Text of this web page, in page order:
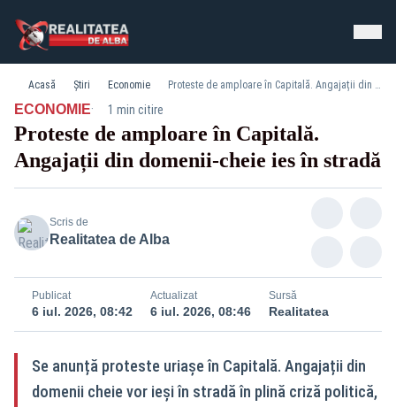
Acasă Știri Economie Proteste de amploare în Capitală. Angajații din domenii-cheie ies în stradă
ECONOMIE· 1 min citire
Proteste de amploare în Capitală.
Angajații din domenii-cheie ies în stradă
Scris de
Realitatea de Alba
Publicat
6 iul. 2026, 08:42
Actualizat
6 iul. 2026, 08:46
Sursă
Realitatea
Se anunță proteste uriașe în Capitală. Angajații din
domenii cheie vor ieși în stradă în plină criză politică,